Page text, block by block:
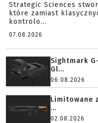
Strategic Sciences
które zamiast
kontrolo...
07.08.2026
Sightmark
Gl...
06.08.2026
Limitowane
...
02.08.2026